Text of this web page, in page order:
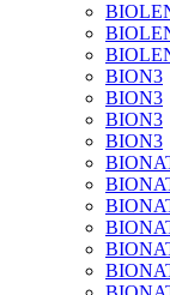
BION3
BION3
BION3
BION3